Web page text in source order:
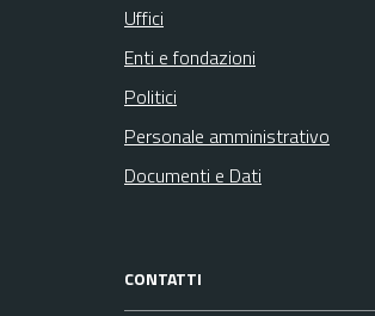
Uffici
Enti e fondazioni
Politici
Personale amministrativo
Documenti e Dati
CONTATTI